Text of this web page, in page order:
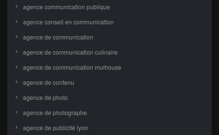
agence communication publique
agence conseil en communication
agence de communication
agence de communication culinaire
agence de communication mulhouse
agence de contenu
agence de photo
agence de photographe
agence de publicité lyon